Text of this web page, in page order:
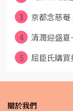
3
京都念慈
4
清潤迎盛
5
屈臣氏購
關於我們